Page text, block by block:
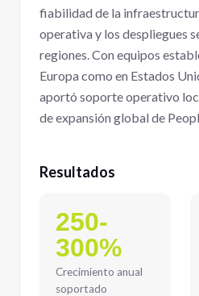
fiabilidad de la
operativa y los despliegues
regiones. Con equipos
Europa como en Estados
aportó soporte operativo
de expansión global de
Resultados
250-
300%
Crecimiento anual
soportado